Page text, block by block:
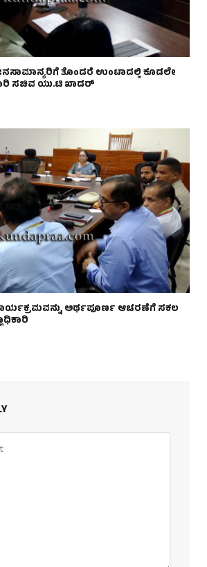
ತೊಂದರೆ ಉಂಟಾದಲ್ಲಿ ಕೂಡಲೇ
ಸಚಿವ ಯು.ಟಿ ಖಾದರ್
ಕಾರ್ಯಕ್ರಮವನ್ನು ಅರ್ಥಪೂರ್ಣ ಆಚರಣೆಗೆ ಸಕಲ